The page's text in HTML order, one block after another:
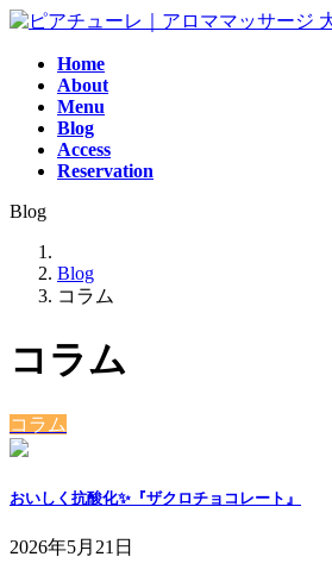
コ
ッ
ナ
移
Home
About
Menu
Blog
Access
Reservation
Blog
Blog
コラム
コラム
コラム
おいしく抗酸化✨『ザクロチョコレート』
2026年5月21日